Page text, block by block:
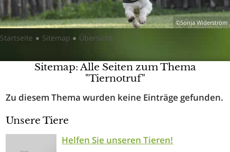
©Sonja Widerström
Startseite ● Sitemap ● Übersicht
Sitemap: Alle Seiten zum Thema
"Tiernotruf"
Zu diesem Thema wurden keine Einträge gefunden.
Unsere Tiere
Helfen Sie unseren Tieren!